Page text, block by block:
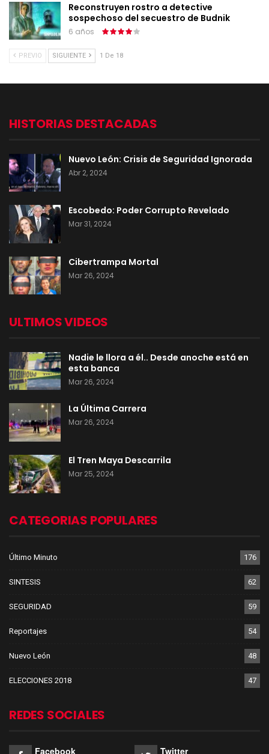
Reconstruyen rostro a detective
sospechoso del secuestro de Budnik
6 años
PREVIO SIGUIENTE 1 De 18
HISTORIAS DESTACADAS
Nuevo León: Crisis de Seguridad Ignorada
Abr 2, 2024
Escobedo: Poder Corrupto Revelado
Mar 31, 2024
Cibertrampa Mortal
Mar 26, 2024
ULTIMOS VIDEOS
Nadie le llora a él.. Desde anoche está en
esta banca
Mar 26, 2024
La Última Carrera
Mar 26, 2024
El Tren Maya Descarrila
Mar 25, 2024
CATEGORIAS POPULARES
Último Minuto 176
SINTESIS 62
SEGURIDAD 59
Reportajes 54
Nuevo León 48
ELECCIONES 2018 47
REDES SOCIALES
Facebook Twitter